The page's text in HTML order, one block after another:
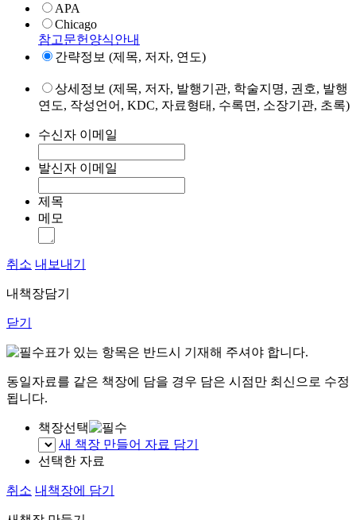
APA
Chicago
참고문헌양식안내
간략정보 (제목, 저자, 연도)
상세정보 (제목, 저자, 발행기관, 학술지명, 권호, 발행
연도, 작성언어, KDC, 자료형태, 수록면, 소장기관, 초록)
수신자 이메일
발신자 이메일
제목
메모
취소 내보내기
내책장담기
닫기
표가 있는 항목은 반드시 기재해 주셔야 합니다.
동일자료를 같은 책장에 담을 경우 담은 시점만 최신으로 수정
됩니다.
책장선택
새 책장 만들어 자료 담기
선택한 자료
취소 내책장에 담기